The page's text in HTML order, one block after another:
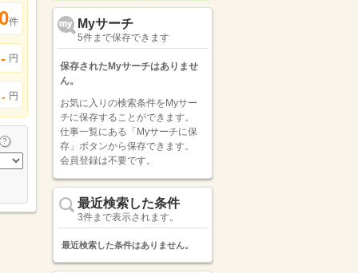
件
- 円
- 円
Myサーチ
5件まで保存できます
保存されたMyサーチはありませ
ん。
お気に入りの検索条件をMyサー
チに保存することができます。
仕事一覧にある「Myサーチに保
存」ボタンから保存できます。
会員登録は不要です。
最近検索した条件
3件まで表示されます。
最近検索した条件はありません。